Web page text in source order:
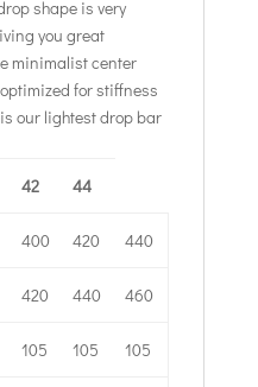
shape is very
you great
minimalist center
for stiffness
our lightest drop bar
42 44
400 420 440
420 440 460
105 105 105